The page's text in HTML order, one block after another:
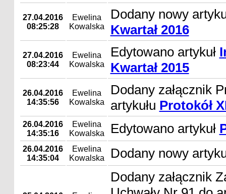
27.04.2016
08:25:28
Ewelina
Kowalska
Dodany nowy
Kwartał 2016
27.04.2016
08:23:44
Ewelina
Kowalska
Edytowano artykuł
Kwartał 2015
26.04.2016
14:35:56
Ewelina
Kowalska
Dodany załącznik
artykułu Protokół
26.04.2016
14:35:16
Ewelina
Kowalska
Edytowano artykuł
26.04.2016
14:35:04
Ewelina
Kowalska
Dodany nowy
Dodany załącznik